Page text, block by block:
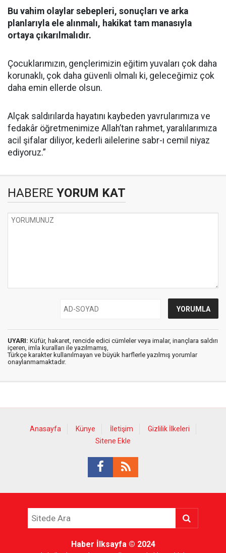
Bu vahim olaylar sebepleri, sonuçları ve arka
planlarıyla ele alınmalı, hakikat tam manasıyla
ortaya çıkarılmalıdır.
Çocuklarımızın, gençlerimizin eğitim yuvaları çok daha
korunaklı, çok daha güvenli olmalı ki, geleceğimiz çok
daha emin ellerde olsun.
Alçak saldırılarda hayatını kaybeden yavrularımıza ve
fedakâr öğretmenimize Allah’tan rahmet, yaralılarımıza
acil şifalar diliyor, kederli ailelerine sabr-ı cemil niyaz
ediyoruz.”
HABERE YORUM KAT
UYARI: Küfür, hakaret, rencide edici cümleler veya imalar, inançlara saldırı
içeren, imla kuralları ile yazılmamış,
Türkçe karakter kullanılmayan ve büyük harflerle yazılmış yorumlar
onaylanmamaktadır.
Anasayfa Künye İletişim
Gizlilik İlkeleri
Sitene Ekle
Haber İlksayfa© 2024